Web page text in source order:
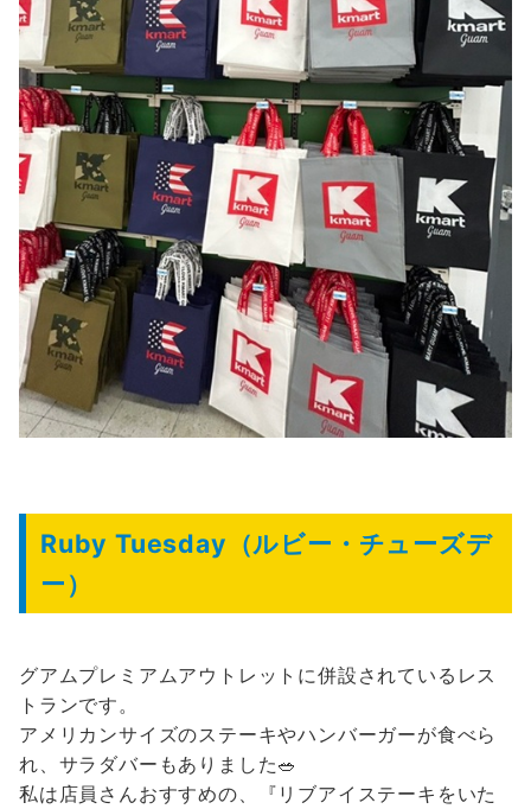
Ruby Tuesday （ルビー・チューズデ
ー）
グアムプレミアムアウトレットに併設されているレス
トランです。
アメリカンサイズのステーキやハンバーガーが食べら
れ、サラダバーもありました🥗
私は店員さんおすすめの、『リブアイステーキをいた